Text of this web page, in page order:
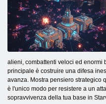
alieni, combattenti veloci ed enormi
principale è costruire una difesa
avanza. Mostra pensiero strategico
è l'unico modo per resistere a un
sopravvivenza della tua base in